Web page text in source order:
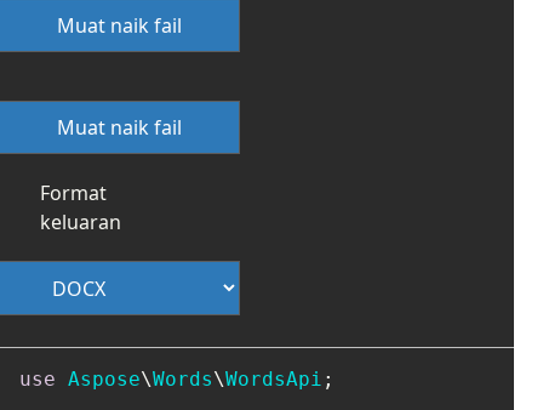
Muat naik fail
Muat naik fail
Format
keluaran
use Aspose\Words\WordsApi ;